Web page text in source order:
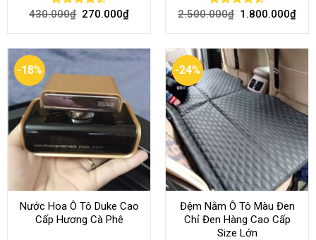
Rated
430.000₫ 270.000₫ Rated 4.51
2.500.000₫ 1.800.000₫
-18%
Nước Hoa Ô Tô Duke Cao
Cấp Hương Cà Phê
-24%
Đệm Nằm Ô Tô Màu Đen
Chỉ Đen Hàng Cao Cấp
Size Lớn